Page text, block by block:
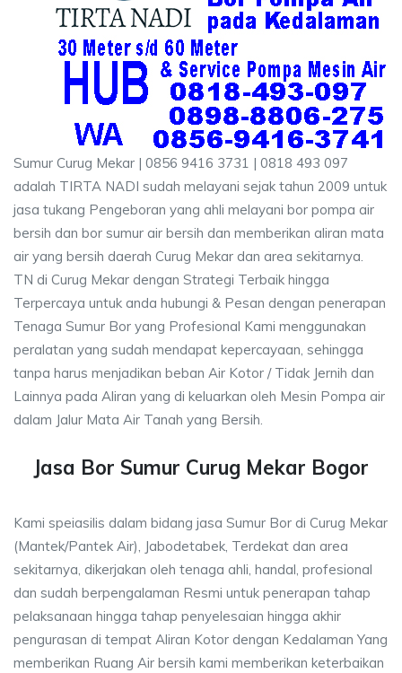
Sumur Curug Mekar | 0856 9416 3731 | 0818 493 097
adalah TIRTA NADI sudah melayani sejak tahun 2009 untuk
jasa tukang Pengeboran yang ahli melayani bor pompa air
bersih dan bor sumur air bersih dan memberikan aliran mata
air yang bersih daerah Curug Mekar dan area sekitarnya.
TN di Curug Mekar dengan Strategi Terbaik hingga
Terpercaya untuk anda hubungi & Pesan dengan penerapan
Tenaga Sumur Bor yang Profesional Kami menggunakan
peralatan yang sudah mendapat kepercayaan, sehingga
tanpa harus menjadikan beban Air Kotor / Tidak Jernih dan
Lainnya pada Aliran yang di keluarkan oleh Mesin Pompa air
dalam Jalur Mata Air Tanah yang Bersih.
Jasa Bor Sumur Curug Mekar Bogor
Kami speiasilis dalam bidang jasa Sumur Bor di Curug Mekar
(Mantek/Pantek Air), Jabodetabek, Terdekat dan area
sekitarnya, dikerjakan oleh tenaga ahli, handal, profesional
dan sudah berpengalaman Resmi untuk penerapan tahap
pelaksanaan hingga tahap penyelesaian hingga akhir
pengurasan di tempat Aliran Kotor dengan Kedalaman Yang
memberikan Ruang Air bersih kami memberikan keterbaikan